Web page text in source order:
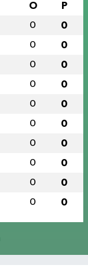
O P
0 0
0 0
0 0
0 0
0 0
0 0
0 0
0 0
0 0
0 0